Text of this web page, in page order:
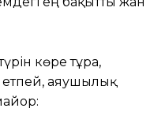
көре тұра,
етпей, аяушылық